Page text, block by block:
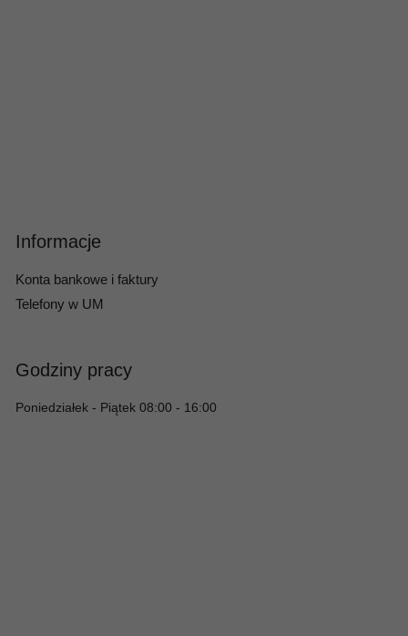
Informacje
Konta bankowe i faktury
Telefony w UM
Godziny pracy
Poniedziałek - Piątek 08:00 - 16:00